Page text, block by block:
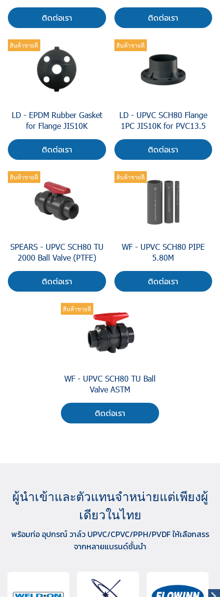
ติดต่อเรา ติดต่อเรา
สินค้าขายดี
LD - EPDM Rubber Gasket
for Flange JIS10K
ติดต่อเรา
สินค้าขายดี
LD - UPVC SCH80 Flange
1PC JIS10K for PVC13.5
ติดต่อเรา
สินค้าขายดี
SPEARS - UPVC SCH80 TU
2000 Ball Valve (PTFE)
ติดต่อเรา
สินค้าขายดี
WF - UPVC SCH80 PIPE
5.80M
ติดต่อเรา
สินค้าขายดี
WF - UPVC SCH80 TU Ball
Valve ASTM
ติดต่อเรา
ผู้นำเข้าและตัวแทนจำหน่ายแต่เพียงผู้
เดียวในไทย
พร้อมท่อ อุปกรณ์ วาล์ว UPVC/CPVC/PPH/PVDF ให้เลือกสรร
จากหลายแบรนด์ชั้นนำ